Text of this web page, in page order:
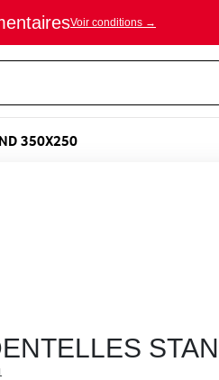
Voir conditions →
350X250